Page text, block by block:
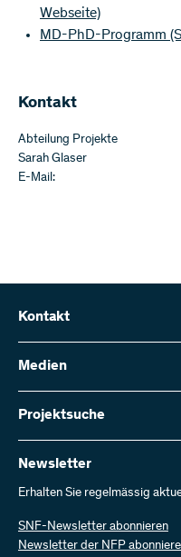
Webseite)
MD-PhD-Programm
Kontakt
Abteilung Projekte
Sarah Glaser
E-Mail:
Kontakt
Schweizerischer
Wildhainweg 3
Kontakt aufnehmen
Rechnung senden
Bei uns arbeiten
Offene Stellen
Medien
Medienauskünfte
Jahresbericht
Projektsuche
Hier finden Sie umfangreiche
bewilligten
Projektsuche
Newsletter
Erhalten Sie regelmässig
SNF-Newsletter abonnieren
Newsletter der NFP